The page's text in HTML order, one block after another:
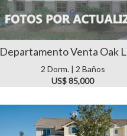
Departamento Venta Oak
2 Dorm. | 2 Baños
US$ 85,000